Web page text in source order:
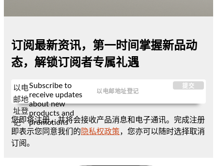
订阅最新资讯，第一时间掌握新品动
态，解锁订阅者专属礼遇
以电
邮地
址登
记
Subscribe to
receive updates
about new
products and
promotions
提交
您即将注册，并将会接收产品消息和电子通讯。完成注册
即表示您同意我们的 隐私权政策，您亦可以随时选择取消
订阅。